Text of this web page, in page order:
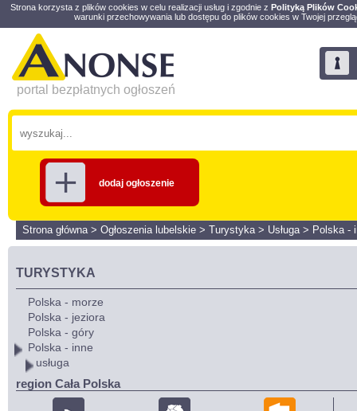
Strona korzysta z plików cookies w celu realizacji usług i zgodnie z Polityką Plików
warunki przechowywania lub dostępu do plików cookies w Twojej
portal bezpłatnych ogłoszeń
dodaj ogłoszenie
Strona główna> Ogłoszenia lubelskie > Turystyka> Usługa> Polska -
TURYSTYKA
Polska - morze
Polska - jeziora
Polska - góry
Polska - inne
usługa
region Cała Polska